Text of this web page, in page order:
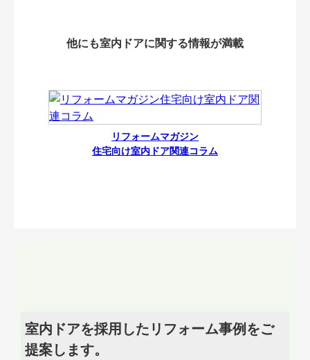
他にも室内ドアに関する情報が満載
リフォームマガジン
住宅向け室内ドア関連コラム
室内ドアを採用したリフォーム事例をご
提案します。